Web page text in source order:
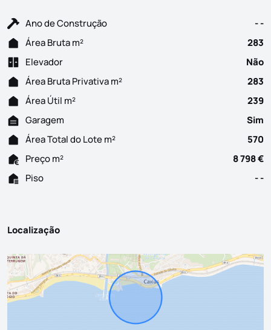
Ano de Construção
- -
Área Bruta m²
283
Elevador
Não
Área Bruta Privativa m²
283
Área Útil m²
239
Garagem
Sim
Área Total do Lote m²
570
Preço m²
8 798 €
Piso
- -
Localização